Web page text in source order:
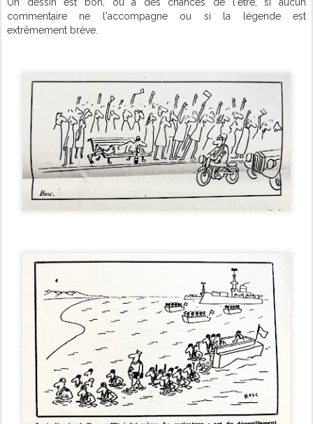
commentaire ne l'accompagne ou si la légende est
extrêmement brève.